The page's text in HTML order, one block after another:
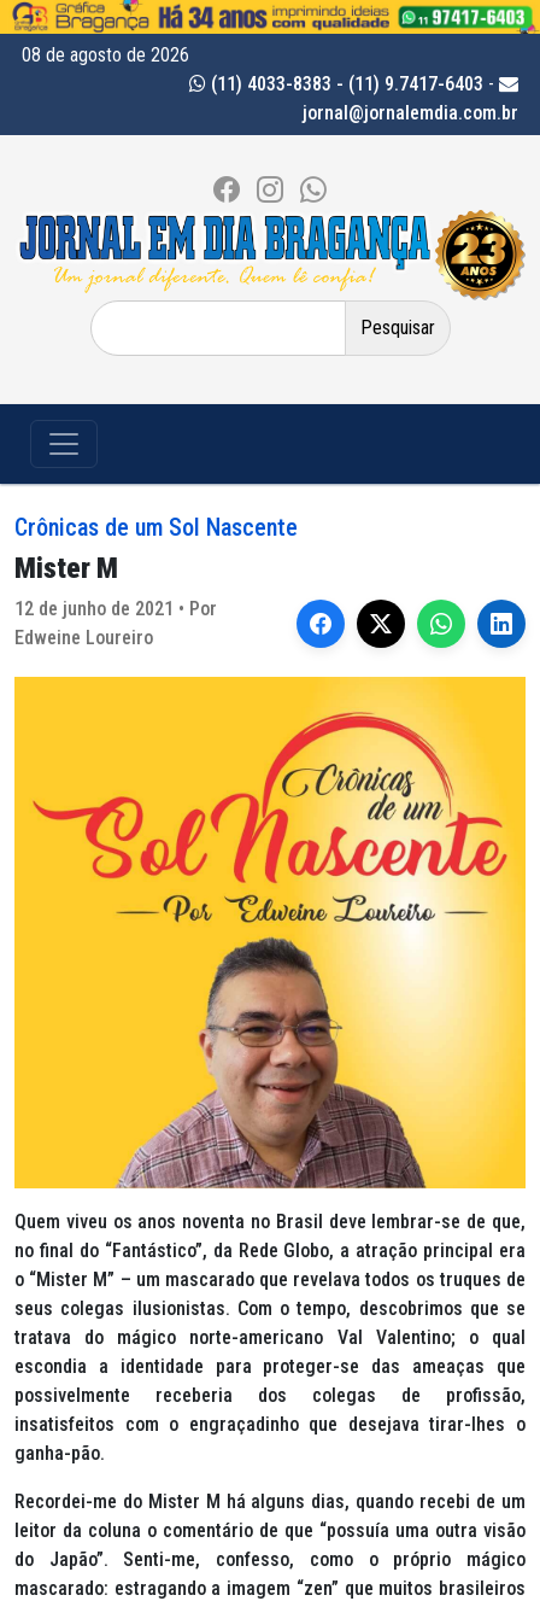
08 de agosto de 2026
(11) 4033-8383 - (11) 9.7417-6403 -
jornal@jornalemdia.com.br
Pesquisar
por:
Crônicas de um Sol Nascente
Mister M
12 de junho de 2021 • Por
Edweine Loureiro
Quem viveu os anos noventa no Brasil deve lembrar-se de que,
no final do “Fantástico”, da Rede Globo, a atração principal era
o “Mister M” – um mascarado que revelava todos os truques de
seus colegas ilusionistas. Com o tempo, descobrimos que se
tratava do mágico norte-americano Val Valentino; o qual
escondia a identidade para proteger-se das ameaças que
possivelmente receberia dos colegas de profissão,
insatisfeitos com o engraçadinho que desejava tirar-lhes o
ganha-pão.
Recordei-me do Mister M há alguns dias, quando recebi de um
leitor da coluna o comentário de que “possuía uma outra visão
do Japão”. Senti-me, confesso, como o próprio mágico
mascarado: estragando a imagem “zen” que muitos brasileiros